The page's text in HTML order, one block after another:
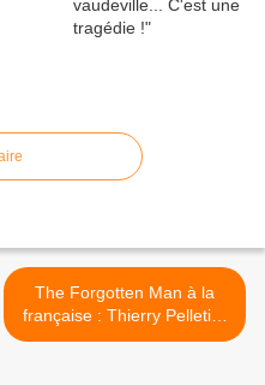
The Forgotten Man à la
française : Thierry Pelletier
>